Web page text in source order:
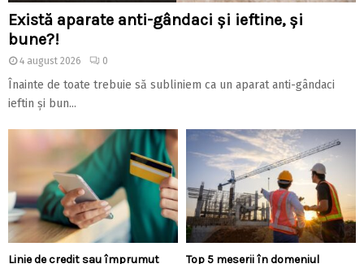
Există aparate anti-gândaci și ieftine, și
bune?!
4 august 2026 0
Înainte de toate trebuie să subliniem ca un aparat anti-gândaci
ieftin și bun...
Linie de credit sau împrumut Top 5 meserii în domeniul